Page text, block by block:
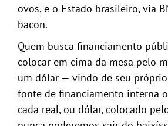
ovos, e o Estado brasileiro, via
bacon.
Quem busca financiamento
colocar em cima da mesa pelo
um dólar — vindo de seu
fonte de financiamento interna
cada real, ou dólar, colocado